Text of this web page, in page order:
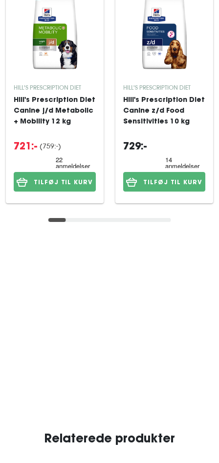
HILL'S PRESCRIPTION DIET
Hill's Prescription Diet
Canine j/d Metabolic
+ Mobility 12 kg
721:- (759:-)
TILFØJ TIL KURV
HILL'S PRESCRIPTION DIET
Hill's Prescription Diet
Canine z/d Food
Sensitivities 10 kg
729:-
TILFØJ TIL KURV
Relaterede produkter